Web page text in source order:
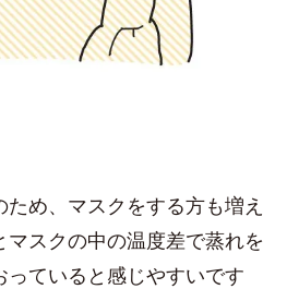
め、マスクをする方も増え
マスクの中の温度差で蒸れを
っていると感じやすいです